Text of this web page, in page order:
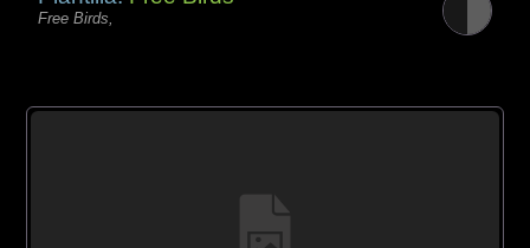
Free Birds,